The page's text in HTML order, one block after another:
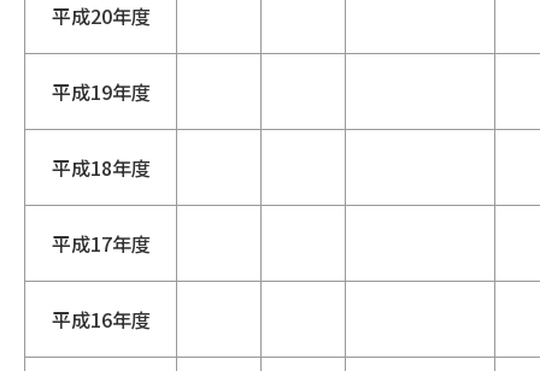
平成20年度
平成19年度
平成18年度
平成17年度
平成16年度